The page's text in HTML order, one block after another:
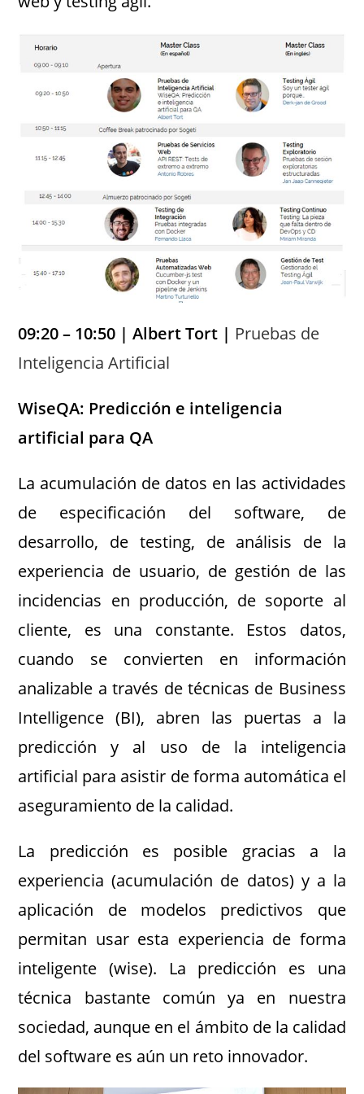
09:20 – 10:50 |Albert Tort | Pruebas de
Inteligencia Artificial
WiseQA: Predicción e inteligencia
artificial para QA
La acumulación de datos en las actividades
de especificación del software, de
desarrollo, de testing, de análisis de la
experiencia de usuario, de gestión de las
incidencias en producción, de soporte al
cliente, es una constante. Estos datos,
cuando se convierten en información
analizable a través de técnicas de Business
Intelligence (BI), abren las puertas a la
predicción y al uso de la inteligencia
artificial para asistir de forma automática el
aseguramiento de la calidad.
La predicción es posible gracias a la
experiencia (acumulación de datos) y a la
aplicación de modelos predictivos que
permitan usar esta experiencia de forma
inteligente (wise). La predicción es una
técnica bastante común ya en nuestra
sociedad, aunque en el ámbito de la calidad
del software es aún un reto innovador.